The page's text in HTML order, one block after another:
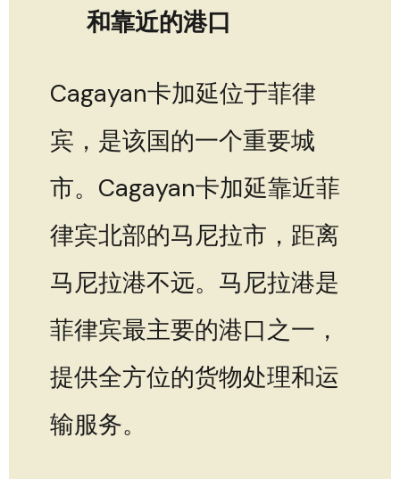
和靠近的港口
Cagayan卡加延位于菲律
宾，是该国的一个重要城
市。Cagayan卡加延靠近菲
律宾北部的马尼拉市，距离
马尼拉港不远。马尼拉港是
菲律宾最主要的港口之一，
提供全方位的货物处理和运
输服务。